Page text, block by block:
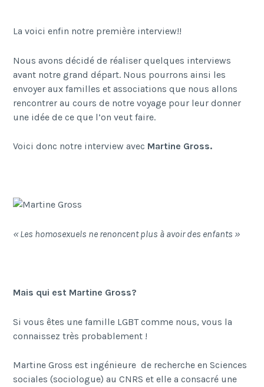
La voici enfin notre première interview!!
Nous avons décidé de réaliser quelques interviews
avant notre grand départ. Nous pourrons ainsi les
envoyer aux familles et associations que nous allons
rencontrer au cours de notre voyage pour leur donner
une idée de ce que l’on veut faire.
Voici donc notre interview avec Martine Gross.
« Les homosexuels ne renoncent plus à avoir des enfants »
Mais qui est Martine Gross?
Si vous êtes une famille LGBT comme nous, vous la
connaissez très probablement !
Martine Gross est ingénieure de recherche en Sciences
sociales (sociologue) au CNRS et elle a consacré une